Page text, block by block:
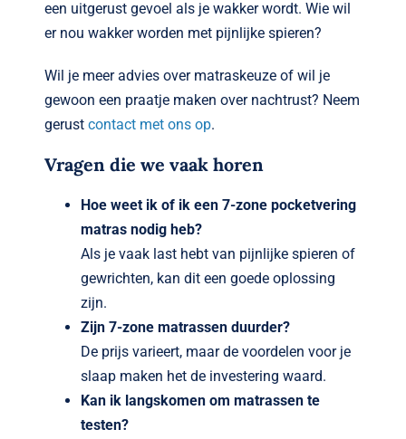
een uitgerust gevoel als je wakker wordt. Wie wil
er nou wakker worden met pijnlijke spieren?
Wil je meer advies over matraskeuze of wil je
gewoon een praatje maken over nachtrust? Neem
gerust contact met ons op.
Vragen die we vaak horen
Hoe weet ik of ik een 7-zone pocketvering
matras nodig heb?
Als je vaak last hebt van pijnlijke spieren of
gewrichten, kan dit een goede oplossing
zijn.
Zijn 7-zone matrassen duurder?
De prijs varieert, maar de voordelen voor je
slaap maken het de investering waard.
Kan ik langskomen om matrassen te
testen?